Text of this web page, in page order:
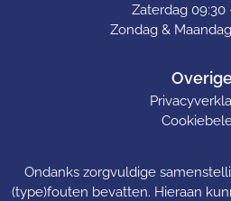
Zaterdag 09:30
Zondag &
Ondanks zorgvuldige
(type)fouten bevatten. Hieraan